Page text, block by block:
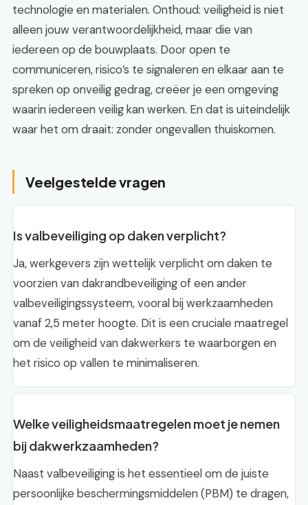
technologie en materialen. Onthoud: veiligheid is niet
alleen jouw verantwoordelijkheid, maar die van
iedereen op de bouwplaats. Door open te
communiceren, risico’s te signaleren en elkaar aan te
spreken op onveilig gedrag, creëer je een omgeving
waarin iedereen veilig kan werken. En dat is uiteindelijk
waar het om draait: zonder ongevallen thuiskomen.
Veelgestelde vragen
Is valbeveiliging op daken verplicht?
Ja, werkgevers zijn wettelijk verplicht om daken te
voorzien van dakrandbeveiliging of een ander
valbeveiligingssysteem, vooral bij werkzaamheden
vanaf 2,5 meter hoogte. Dit is een cruciale maatregel
om de veiligheid van dakwerkers te waarborgen en
het risico op vallen te minimaliseren.
Welke veiligheidsmaatregelen moet je nemen
bij dakwerkzaamheden?
Naast valbeveiliging is het essentieel om de juiste
persoonlijke beschermingsmiddelen (PBM) te dragen,